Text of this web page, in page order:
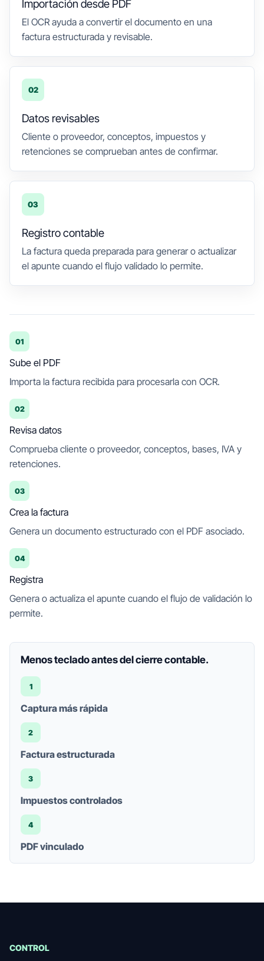
Importación desde PDF
El OCR ayuda a convertir el documento en una
factura estructurada y revisable.
02
Datos revisables
Cliente o proveedor, conceptos, impuestos y
retenciones se comprueban antes de confirmar.
03
Registro contable
La factura queda preparada para generar o actualizar
el apunte cuando el flujo validado lo permite.
01
Sube el PDF
Importa la factura recibida para procesarla con OCR.
02
Revisa datos
Comprueba cliente o proveedor, conceptos, bases, IVA y
retenciones.
03
Crea la factura
Genera un documento estructurado con el PDF asociado.
04
Registra
Genera o actualiza el apunte cuando el flujo de validación lo
permite.
Menos teclado antes del cierre contable.
1
Captura más rápida
2
Factura estructurada
3
Impuestos controlados
4
PDF vinculado
CONTROL